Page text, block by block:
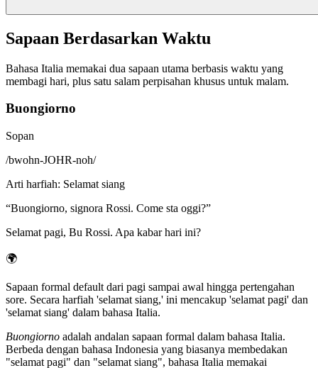
Sapaan Berdasarkan Waktu
Bahasa Italia memakai dua sapaan utama berbasis waktu yang
membagi hari, plus satu salam perpisahan khusus untuk malam.
Buongiorno
Sopan
/bwohn-JOHR-noh/
Arti harfiah: Selamat siang
“Buongiorno, signora Rossi. Come sta oggi?”
Selamat pagi, Bu Rossi. Apa kabar hari ini?
🌍
Sapaan formal default dari pagi sampai awal hingga pertengahan
sore. Secara harfiah 'selamat siang,' ini mencakup 'selamat pagi' dan
'selamat siang' dalam bahasa Italia.
Buongiorno adalah andalan sapaan formal dalam bahasa Italia.
Berbeda dengan bahasa Indonesia yang biasanya membedakan
"selamat pagi" dan "selamat siang", bahasa Italia memakai